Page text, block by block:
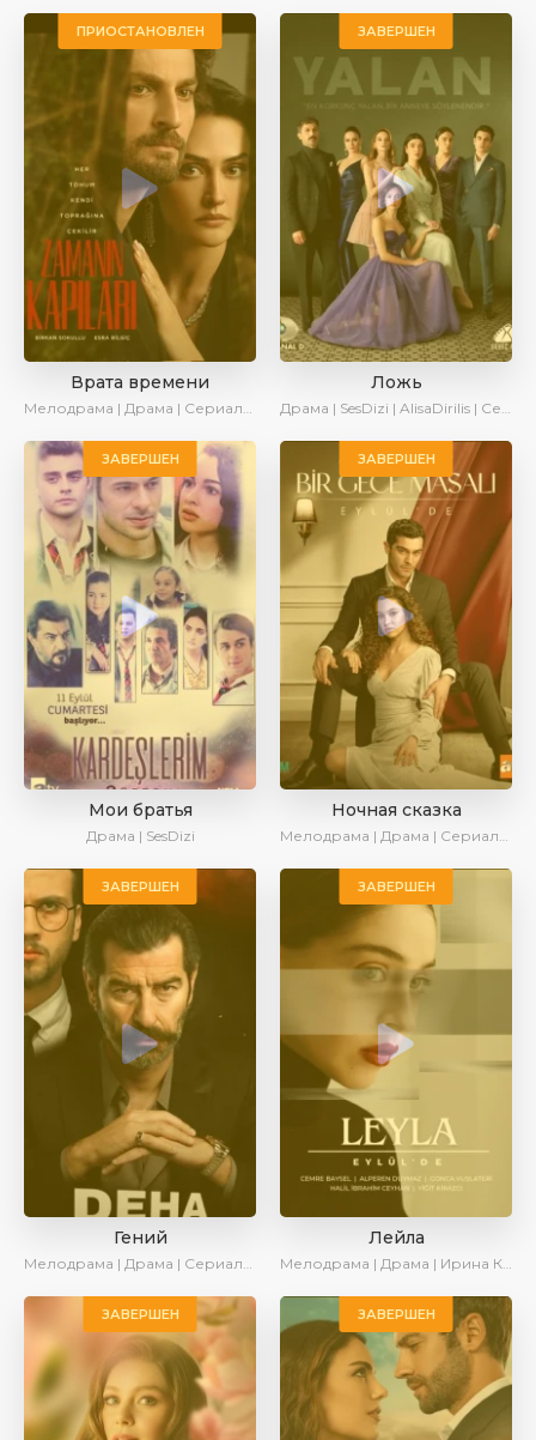
ПРИОСТАНОВЛЕН
Врата времени
Мелодрама | Драма | Сериалы 2024
ЗАВЕРШЕН
Ложь
Драма | SesDizi | AlisaDirilis | Сериалы 2024
ЗАВЕРШЕН
Мои братья
Драма | SesDizi
ЗАВЕРШЕН
Ночная сказка
Мелодрама | Драма | Сериалы 2024
ЗАВЕРШЕН
Гений
Мелодрама | Драма | Сериалы 2024
ЗАВЕРШЕН
Лейла
Мелодрама | Драма | Ирина Котова | AveTurk | AlisaDirilis | Сериалы 2024
ЗАВЕРШЕН ЗАВЕРШЕН